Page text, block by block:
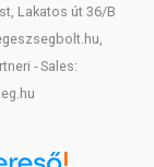
Lakatos út 36/B
- Sales: